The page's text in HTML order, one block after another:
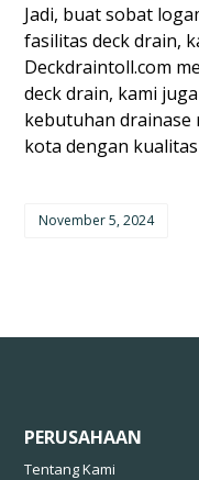
Jadi, buat sobat
fasilitas deck drain,
Deckdraintoll.com
deck drain, kami
kebutuhan
kota dengan
November 5, 2024
PERUSAHAAN
Tentang Kami